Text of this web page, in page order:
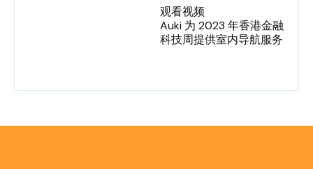
观看视频
Auki 为 2023 年香港金融
科技周提供室内导航服务